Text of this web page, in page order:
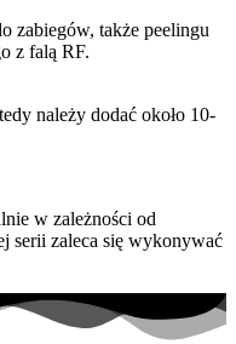
zabiegów, także peelingu
z falą RF.
należy dodać około 10-
w zależności od
serii zaleca się wykonywać